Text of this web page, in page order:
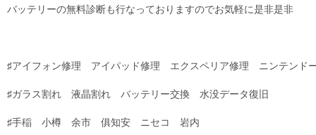
バッテリーの無料診断も行なっておりますのでお気軽に是非是非
♯アイフォン修理 アイパッド修理 エクスペリア修理 ニンテンド
♯ガラス割れ 液晶割れ バッテリー交換 水没データ復旧
♯手稲 小樽 余市 俱知安 ニセコ 岩内